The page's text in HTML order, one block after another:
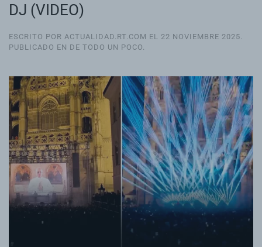
DJ (VIDEO)
ESCRITO POR ACTUALIDAD.RT.COM EL 22 NOVIEMBRE 2025
PUBLICADO EN DE TODO UN POCO